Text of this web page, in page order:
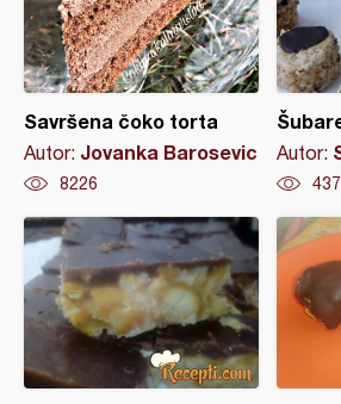
Savršena čoko torta
Autor: Jovanka Barosevic
8226
Autor: